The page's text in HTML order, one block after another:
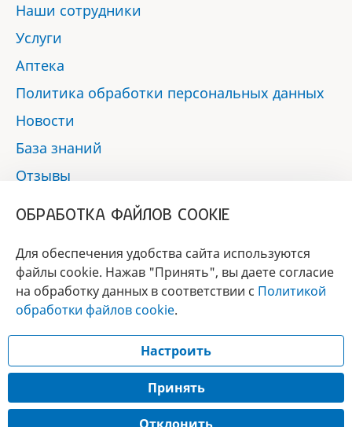
Наши сотрудники
Услуги
Аптека
Политика обработки персональных данных
Новости
База знаний
Отзывы
БРЕНД
ГОДА 2017 - 2019
© 2017 - 2026 «Альфа-вет»
Разработка сайта —
ОБРАБОТКА ФАЙЛОВ COOKIE
Для обеспечения удобства сайта используются
файлы cookie. Нажав "Принять", вы даете согласие
на обработку данных в соответствии с Политикой
обработки файлов cookie.
Настроить
Принять